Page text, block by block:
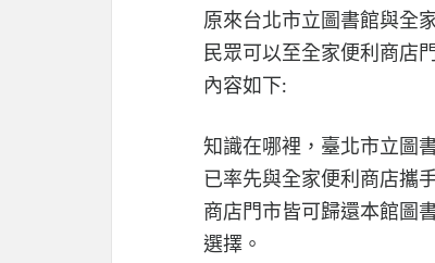
原來台北市立圖書館與全
民眾可以至全家便利商店
內容如下:
知識在哪裡，臺北市立圖
已率先與全家便利商店攜
商店門市皆可歸還本館圖
選擇。